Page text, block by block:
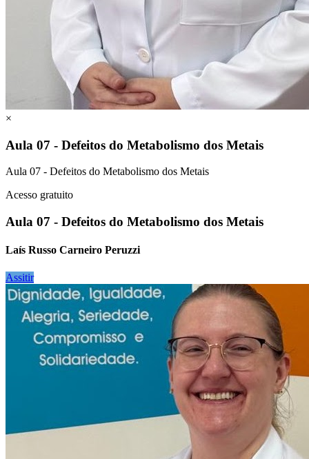
×
Aula 07 - Defeitos do Metabolismo dos Metais
Aula 07 - Defeitos do Metabolismo dos Metais
Acesso gratuito
Aula 07 - Defeitos do Metabolismo dos Metais
Laís Russo Carneiro Peruzzi
Assitir